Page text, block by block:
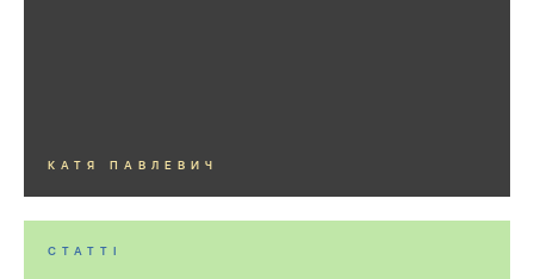
КАТЯ ПАВЛЕВИЧ
СТАТТІ